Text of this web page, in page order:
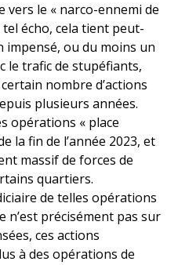
vers le « narco-ennemi de
écho, cela tient peut-
impensé, ou du moins un
le trafic de stupéfiants,
nombre d’actions
plusieurs années.
opérations « place
la fin de l’année 2023, et
massif de forces de
quartiers.
de telles opérations
n’est précisément pas sur
ces actions
à des opérations de